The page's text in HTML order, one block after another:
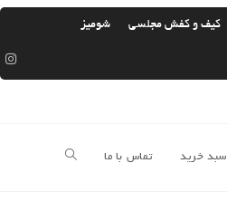
کیف و کفش مجلسی شومیز
سبد خرید تماس با ما جستجوی